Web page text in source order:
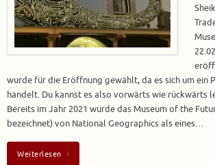
wurde für die Eröffnung gewählt, da es sich um ein
handelt. Du kannst es also vorwärts wie rückwärts
Bereits im Jahr 2021 wurde das Museum of the
bezeichnet) von National Geographics als eines…
Weiterlesen